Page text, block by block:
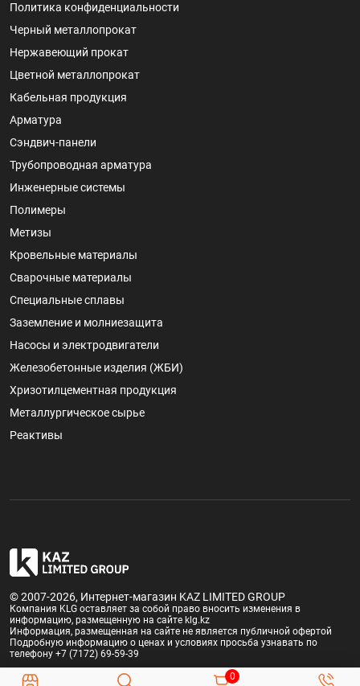
Политика конфиденциальности
Черный металлопрокат
Нержавеющий прокат
Цветной металлопрокат
Кабельная продукция
Арматура
Сэндвич-панели
Трубопроводная арматура
Инженерные системы
Полимеры
Метизы
Кровельные материалы
Сварочные материалы
Специальные сплавы
Заземление и молниезащита
Насосы и электродвигатели
Железобетонные изделия (ЖБИ)
Хризотилцементная продукция
Металлургическое сырье
Реактивы
© 2007-2026, Интернет-магазин KAZ LIMITED GROUP
Компания KLG оставляет за собой право вносить изменения в
информацию, размещенную на сайте klg.kz
Информация, размещенная на сайте не является публичной офертой
Подробную информацию о ценах и условиях просьба узнавать по
телефону +7 (7172) 69-59-39
0